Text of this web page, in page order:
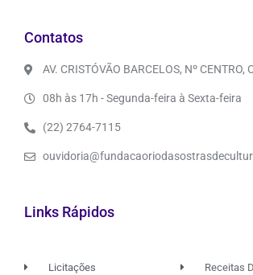
Contatos
AV. CRISTÓVÃO BARCELOS, Nº CENTRO,
08h às 17h - Segunda-feira à Sexta-feira
(22) 2764-7115
Links Rápidos
Licitações Receitas